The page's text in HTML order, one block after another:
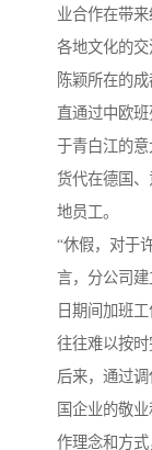
业合作在带
各地文化的交
陈颖所在的
直通过中欧
于青白江的
货代在德国
地员工。
“休假，对于
言，分公司
日期间加班
往往难以按时
后来，通过
国企业的敬
作理念和方